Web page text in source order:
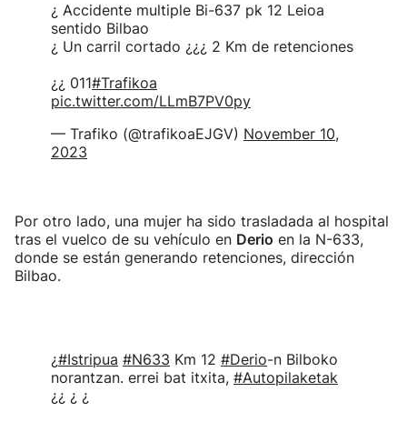
¿ Accidente multiple Bi-637 pk 12 Leioa
sentido Bilbao
¿ Un carril cortado ¿¿¿ 2 Km de retenciones
¿¿ 011#Trafikoa
pic.twitter.com/LLmB7PV0py
— Trafiko (@trafikoaEJGV) November 10,
2023
Por otro lado, una mujer ha sido trasladada al hospital
tras el vuelco de su vehículo en Derio en la N-633,
donde se están generando retenciones, dirección
Bilbao.
¿#Istripua #N633 Km 12 #Derio-n Bilboko
norantzan. errei bat itxita, #Autopilaketak
¿¿ ¿ ¿